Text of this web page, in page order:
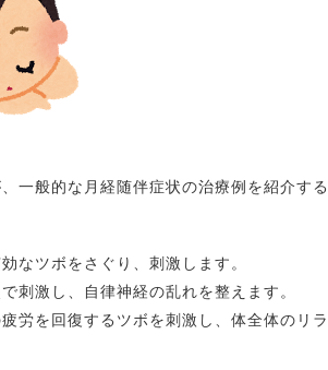
一般的な月経随伴症状の治療例を紹介する
なツボをさぐり、刺激します。
刺激し、自律神経の乱れを整えます。
労を回復するツボを刺激し、体全体のリラ